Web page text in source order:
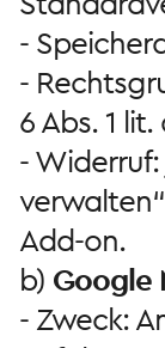
-
-
6 Abs. 1
-
Add-on.
b) Google
- Zweck: